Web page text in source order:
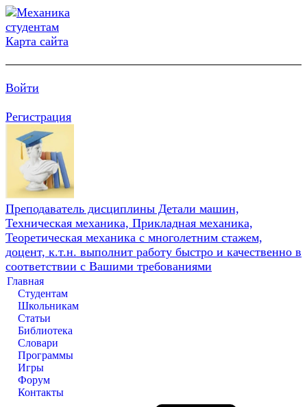
Карта сайта
Войти
Регистрация
Преподаватель дисциплины Детали машин,
Техническая механика, Прикладная механика,
Теоретическая механика с многолетним стажем,
доцент, к.т.н. выполнит работу быстро и качественно в
соответствии с Вашими требованиями
Главная
Студентам
Школьникам
Статьи
Библиотека
Словари
Программы
Игры
Форум
Контакты